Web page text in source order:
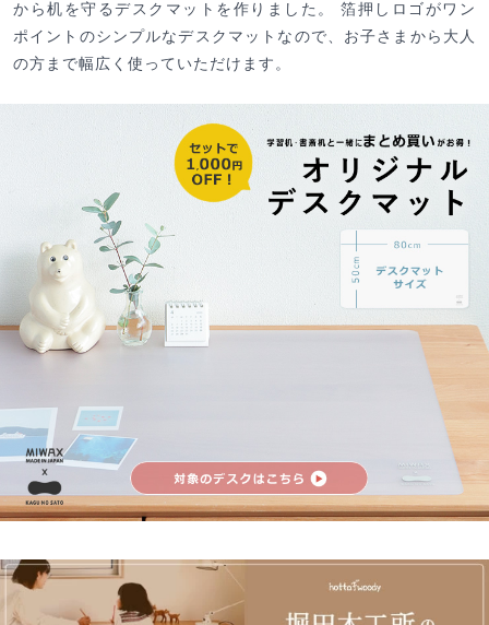
から机を守るデスクマットを作りました。 箔押しロゴがワン
ポイントのシンプルなデスクマットなので、お子さまから大人
の方まで幅広く使っていただけます。